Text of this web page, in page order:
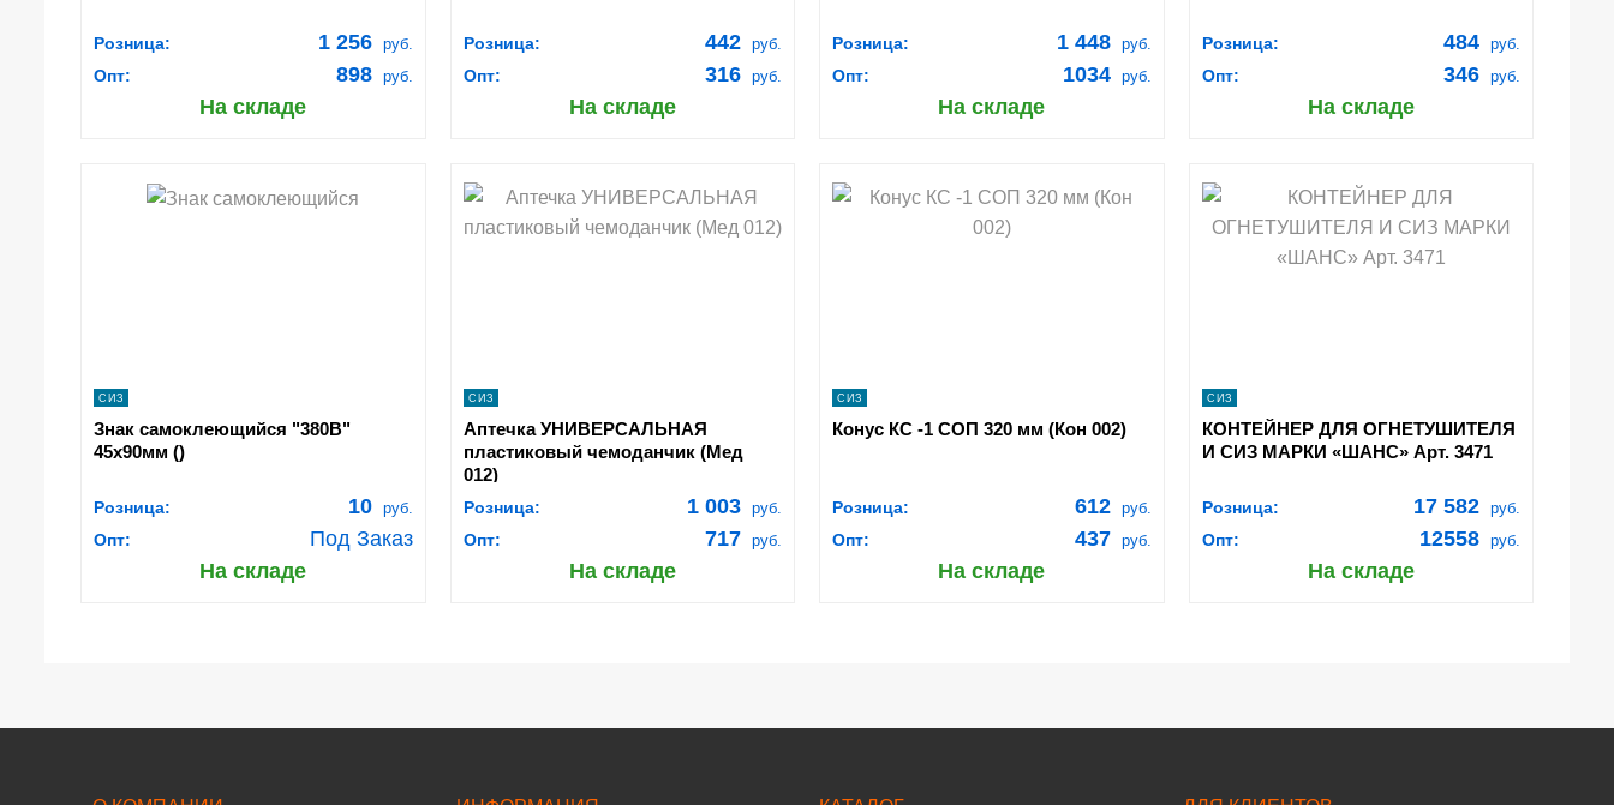
Розница: 1 256 руб.
Опт: 898 руб.
На складе
Розница: 442 руб.
Опт: 316 руб.
На складе
Розница: 1 448 руб.
Опт: 1034 руб.
На складе
Розница: 484 руб.
Опт: 346 руб.
На складе
shopping_cart В КОРЗИНУ
СИЗ
Знак самоклеющийся "380В"
45х90мм ()
Розница: 10 руб.
Опт:
Под Заказ
На складе
shopping_cart В КОРЗИНУ
СИЗ
Аптечка УНИВЕРСАЛЬНАЯ
пластиковый чемоданчик (Мед
012)
Розница: 1 003 руб.
Опт: 717 руб.
На складе
shopping_cart В КОРЗИНУ
СИЗ
Конус КС -1 СОП 320 мм (Кон 002)
Розница: 612 руб.
Опт: 437 руб.
На складе
shopping_cart В КОРЗИНУ
navigate_next
ПОДРОБНЕЕ
СИЗ
КОНТЕЙНЕР ДЛЯ ОГНЕТУШИТЕЛЯ
И СИЗ МАРКИ «ШАНС» Арт. 3471
Розница: 17 582 руб.
Опт: 12558 руб.
На складе